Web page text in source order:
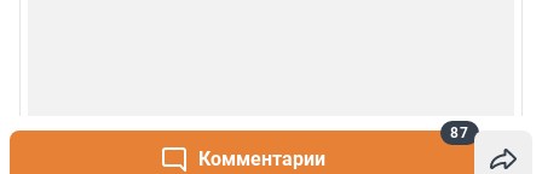
Комментарии
87